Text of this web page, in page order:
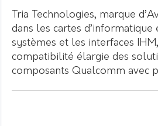
Tria Technologies, marque
dans les cartes d’informatique
systèmes et les interfaces
compatibilité élargie des
composants Qualcomm avec